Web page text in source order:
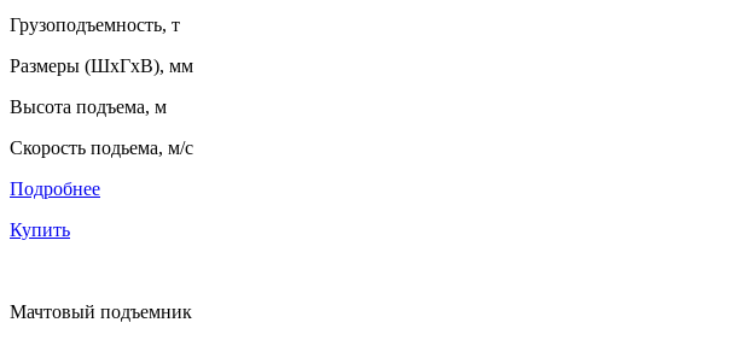
Грузоподъемность, т
Размеры (ШхГхВ), мм
Высота подъема, м
Скорость подьема, м/с
Подробнее
Купить
Мачтовый подъемник